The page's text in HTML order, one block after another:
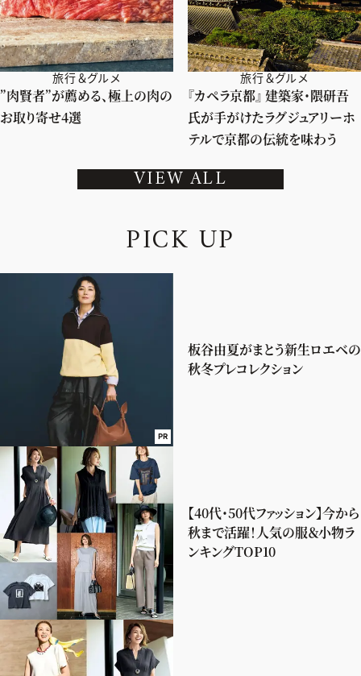
旅行＆グルメ
”肉賢者”が薦める、極上の肉の
お取り寄せ4選
旅行＆グルメ
『カペラ京都』 建築家・隈研吾
氏が手がけたラグジュアリーホ
テルで京都の伝統を味わう
VIEW ALL
PICK UP
PR
板谷由夏がまとう新生ロエベの
秋冬プレコレクション
【40代・50代ファッション】今から
秋まで活躍！人気の服＆小物ラ
ンキングTOP10